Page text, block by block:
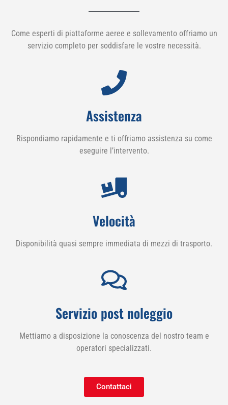
Come esperti di piattaforme aeree e sollevamento offriamo un
servizio completo per soddisfare le vostre necessità.
Assistenza
Rispondiamo rapidamente e ti offriamo assistenza su come
eseguire l’intervento.
Velocità
Disponibilità quasi sempre immediata di mezzi di trasporto.
Servizio post noleggio
Mettiamo a disposizione la conoscenza del nostro team e
operatori specializzati.
Contattaci